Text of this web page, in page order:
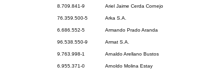
8.709.841-9 Ariel Jaime Cerda Cornejo
76.359.500-5 Arka S.A.
6.686.552-5 Armando Prado Aranda
96.538.550-9 Armat S.A.
9.763.998-1 Arnaldo Arellano Bustos
6.955.371-0 Arnoldo Molina Estay